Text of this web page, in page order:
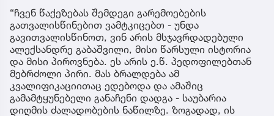
“ჩვენ წაქეზებას შემდეგი გარემოებების
გათვალისწინებით ვამტკიცებთ - უნდა
გავითვალისწინოთ, ვინ არის მსჯავრდადებული
ალექსანდრე გაბაშვილი, მისი წარსული ისტორია
და მისი პიროვნება. ეს არის ე.წ. პედოფილებთან
მებრძოლი პირი. მას ბრალდება ამ
კვალიფიკაციითაც ედებოდა და ამაშიც
გამამტყუნებელი განაჩენი დადგა - საუბარია
დიღმის ძალადობების ნაწილზე. ზოგადად, ის